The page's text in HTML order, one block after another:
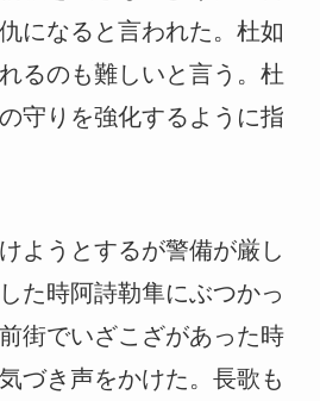
になると言われた。杜如
るのも難しいと言う。杜
守りを強化するように指
ようとするが警備が厳し
た時阿詩勒隼にぶつかっ
街でいざこざがあった時
づき声をかけた。長歌も